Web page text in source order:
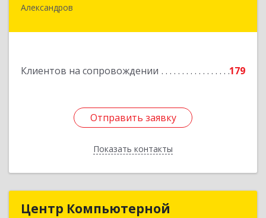
Александров
Клиентов на сопровождении 179
Отправить заявку
Показать контакты
601650, Владимирская обл, Александровский р-
Отправить заявку
Назад
Центр Компьютерной
Центр Компьютерной